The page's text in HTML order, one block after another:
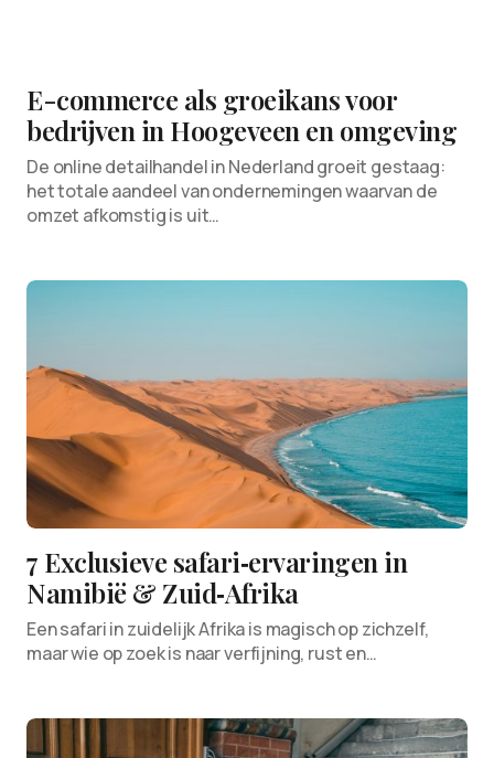
E-commerce als groeikans voor
bedrijven in Hoogeveen en omgeving
De online detailhandel in Nederland groeit gestaag:
het totale aandeel van ondernemingen waarvan de
omzet afkomstig is uit…
7 Exclusieve safari‑ervaringen in
Namibië & Zuid‑Afrika
Een safari in zuidelijk Afrika is magisch op zichzelf,
maar wie op zoek is naar verfijning, rust en…